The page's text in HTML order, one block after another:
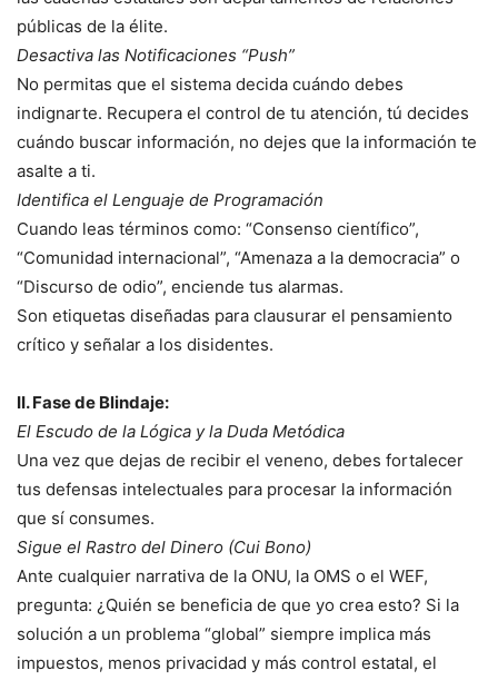
públicas de la élite.
Desactiva las Notificaciones “Push”
No permitas que el sistema decida cuándo debes
indignarte. Recupera el control de tu atención, tú decides
cuándo buscar información, no dejes que la información te
asalte a ti.
Identifica el Lenguaje de Programación
Cuando leas términos como: “Consenso científico”,
“Comunidad internacional”, “Amenaza a la democracia” o
“Discurso de odio”, enciende tus alarmas.
Son etiquetas diseñadas para clausurar el pensamiento
crítico y señalar a los disidentes.
II. Fase de Blindaje:
El Escudo de la Lógica y la Duda Metódica
Una vez que dejas de recibir el veneno, debes fortalecer
tus defensas intelectuales para procesar la información
que sí consumes.
Sigue el Rastro del Dinero (Cui Bono)
Ante cualquier narrativa de la ONU, la OMS o el WEF,
pregunta: ¿Quién se beneficia de que yo crea esto? Si la
solución a un problema “global” siempre implica más
impuestos, menos privacidad y más control estatal, el